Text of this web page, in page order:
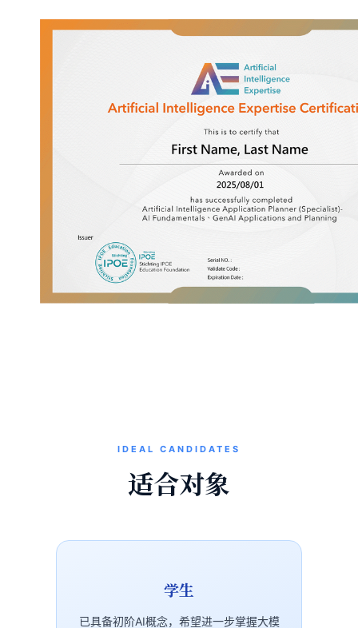
IDEAL CANDIDATES
适合对象
学生
已具备初阶AI概念，希望进一步掌握大模